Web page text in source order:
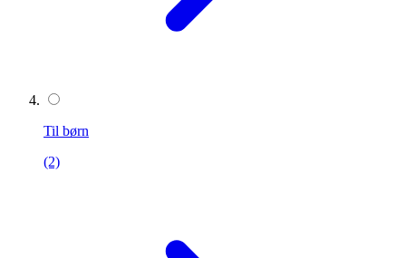
Til børn
(2)